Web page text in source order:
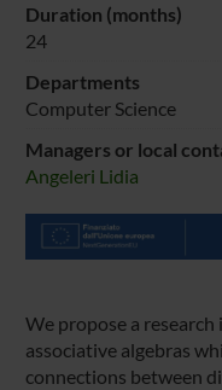
Duration (months)
24
Departments
Computer Science
Managers or local
Angeleri Lidia
We propose a
associative algebras
connections between